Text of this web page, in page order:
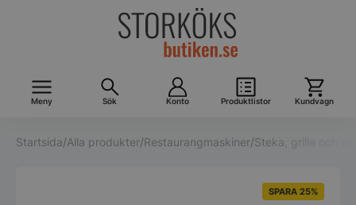
Meny Sök Konto Produktlistor Kundvagn
Startsida/Alla produkter/Restaurangmaskiner/Steka, grilla och
SPARA 25%